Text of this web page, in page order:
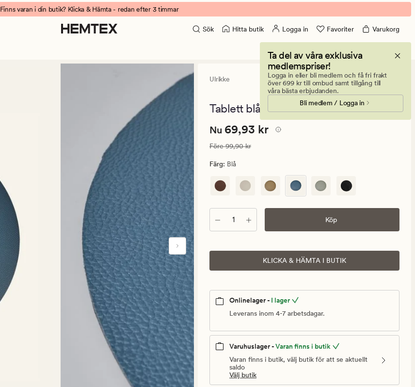
Finns varan i din butik? Klicka & Hämta - redan efter 3 timmar
Sök Hitta butik Logga in Favoriter Varukorg
Ta del av våra exklusiva
medlemspriser!
Logga in eller bli medlem och få fri frakt
över 699 kr till ombud samt tillgång till
våra bästa erbjudanden.
Bli medlem / Logga in
Ulrikke
68
omdömen
med
betyg
4.5
Tablett blå - ø38
Nuvarande
69,93
kr.
pris
kr
Nuvarande pris
Nu 69,93 kr
Ordinarie pris
Före99,90 kr
Färg: Blå
Antal Köp
KLICKA & HÄMTA I BUTIK
Onlinelager - I lager
Leverans inom 4-7 arbetsdagar.
Varuhuslager -Varan finns i butik
Varan finns i butik, välj butik för att se aktuellt
saldo
Välj butik